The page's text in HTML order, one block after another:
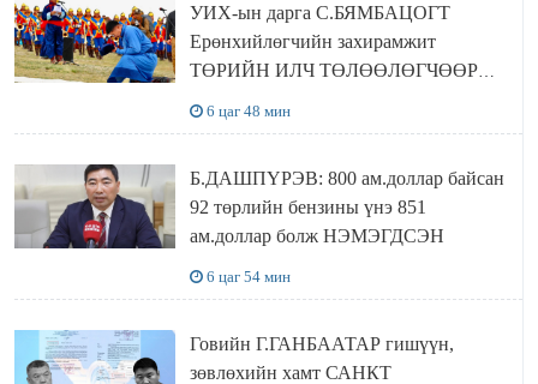
УИХ-ын дарга С.БЯМБАЦОГТ
Ерөнхийлөгчийн захирамжит
ТӨРИЙН ИЛЧ ТӨЛӨӨЛӨГЧӨӨР
6 цаг 48 мин
Б.ДАШПҮРЭВ: 800 ам.доллар байсан
92 төрлийн бензины үнэ 851
ам.доллар болж НЭМЭГДСЭН
6 цаг 54 мин
Говийн Г.ГАНБААТАР гишүүн,
зөвлөхийн хамт САНКТ